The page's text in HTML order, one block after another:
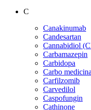
C
Canakinumab
Candesartan
Cannabidiol
Carbamazepin
Carbidopa
Carbo
Carfilzomib
Carvedilol
Caspofungin
Cathinone